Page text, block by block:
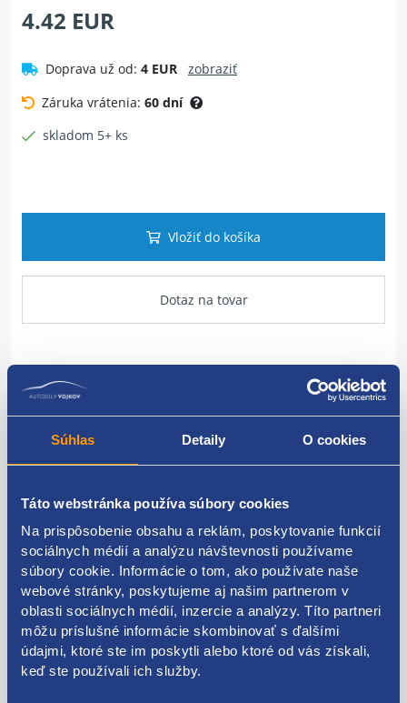
Súhlas Detaily O cookies
Táto webstránka používa súbory cookies
Na prispôsobenie obsahu a reklám, poskytovanie funkcií
sociálnych médií a analýzu návštevnosti používame
súbory cookie. Informácie o tom, ako používate naše
webové stránky, poskytujeme aj našim partnerom v
oblasti sociálnych médií, inzercie a analýzy. Títo partneri
môžu príslušné informácie skombinovať s ďalšími
údajmi, ktoré ste im poskytli alebo ktoré od vás získali,
keď ste používali ich služby.
4.42 EUR
Doprava už od: 4 EUR
zobraziť
Záruka vrátenia: 60 dní
skladom 5+ ks
Vložiť do košíka
Dotaz na tovar
Popis produktu
Morek naklápanie svetiel
ŠKODA original: 6Y0941295
Kódy produktov
6Y0941295
Použiteľné pre vozidlá